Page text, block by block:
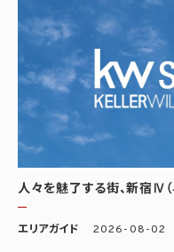
人々を魅了する街、新宿Ⅳ（
エリアガイド 2026-08-02